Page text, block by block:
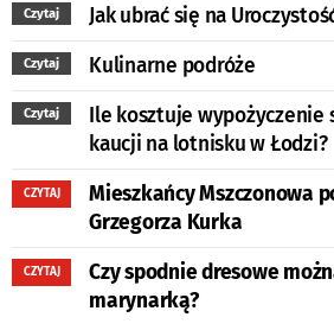
Czytaj Jak ubrać się na
Czytaj Kulinarne podróże
Czytaj
Ile kosztuje wypożyczenie
kaucji na lotnisku w Łodzi?
CZYTAJ
Mieszkańcy Mszczonowa
Grzegorza Kurka
CZYTAJ
Czy spodnie dresowe
marynarką?